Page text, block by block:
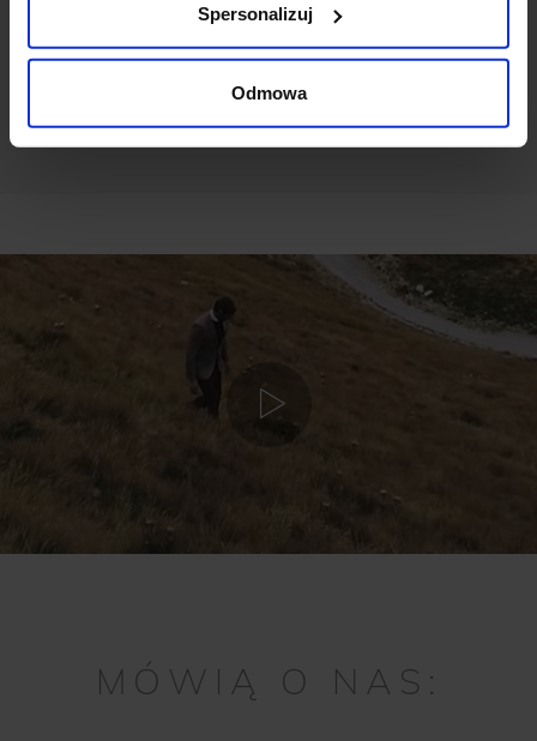
Spersonalizuj
Odmowa
DODAJ OPINIĘ
MÓWIĄ O NAS: